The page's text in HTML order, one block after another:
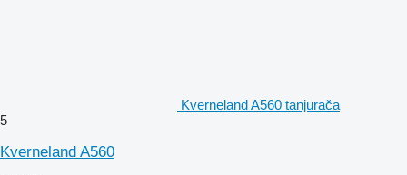
Kverneland A560 tanjurača
5
Kverneland A560